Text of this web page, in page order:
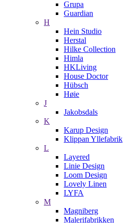
Grupa
Guardian
H
Hein Studio
Herstal
Hilke Collection
Himla
HKLiving
House Doctor
Hübsch
Høie
J
Jakobsdals
K
Karup Design
Klippan Yllefabrik
L
Layered
Linie Design
Loom Design
Lovely Linen
LYFA
M
Magniberg
Malerifabrikken